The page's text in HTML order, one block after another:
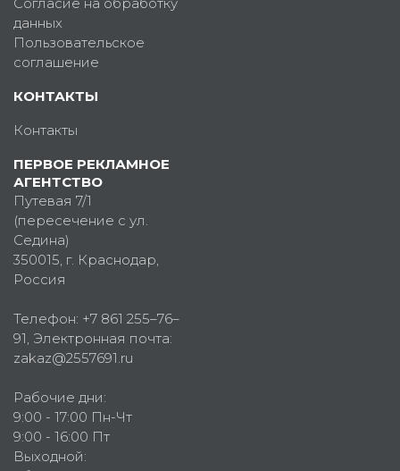
данных
Пользовательское
соглашение
КОНТАКТЫ
Контакты
ПЕРВОЕ РЕКЛАМНОЕ
АГЕНТСТВО
Путевая 7/1
(пересечение с ул.
Седина)
350015, г. Краснодар,
Россия
Телефон: +7 861 255–76–
91, Электронная почта:
zakaz@2557691.ru
Рабочие дни:
9:00 - 17:00 Пн-Чт
9:00 - 16:00 Пт
Выходной: